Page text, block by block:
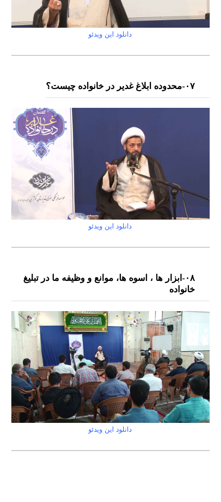
دانلود این ویدئو
۰٧-محدوده ابلاغ غدیر در خانواده چیست؟
دانلود این ویدئو
۰٨-ابزار ها ، اسوه ها، موانع و وظیفه ما در تبلیغ
خانواده
دانلود این ویدئو